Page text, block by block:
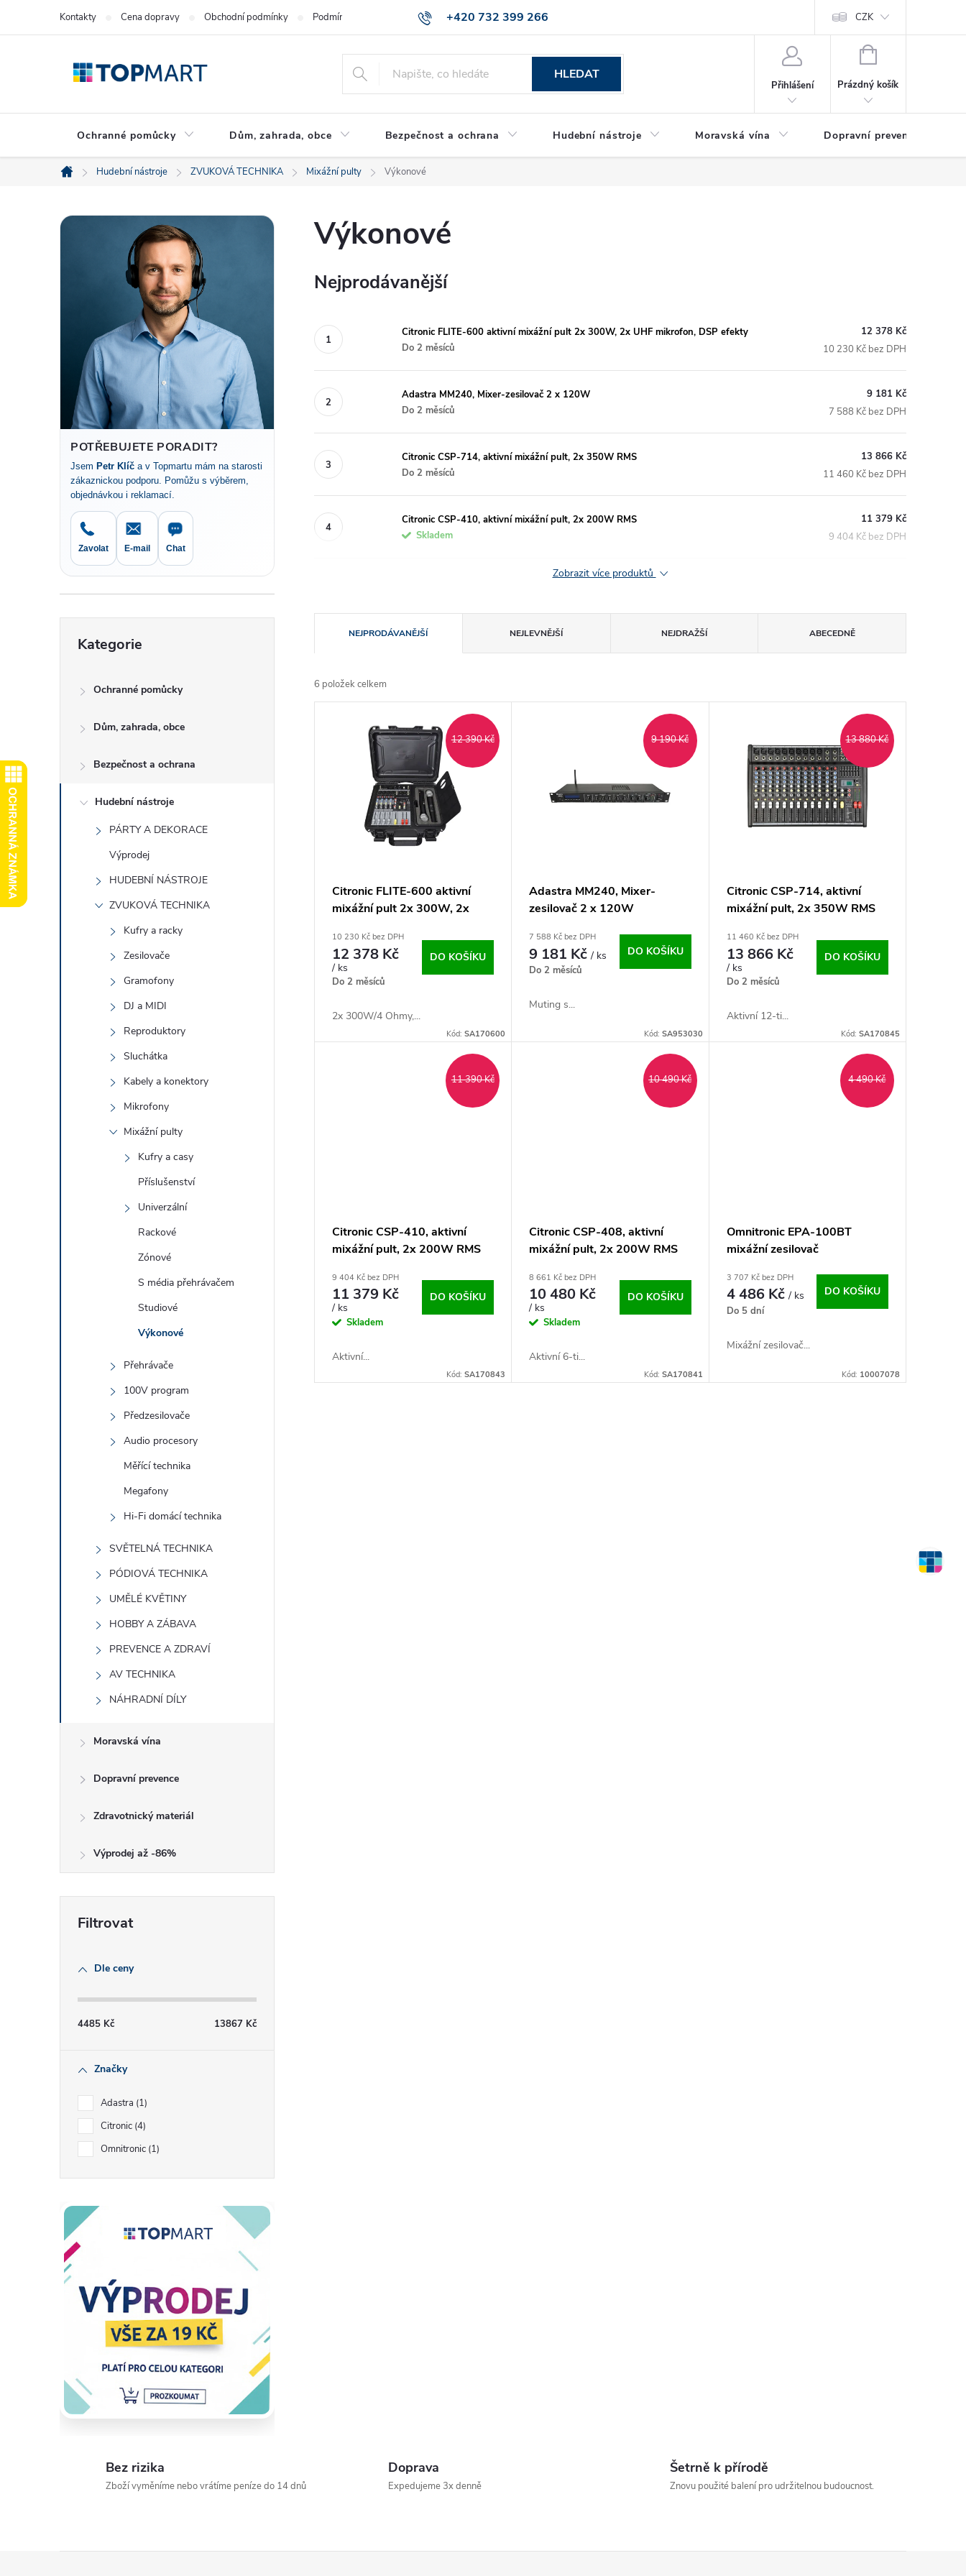
+420 732 399 266
Kontakty Cena dopravy Obchodní podmínky Podmínky ochrany osobních údajů Reklamace zboží CZK
HLEDAT
Přihlášení
NÁKUPNÍ
Prázdný košík
Ochranné pomůcky Dům, zahrada, obce Bezpečnost a ochrana Hudební nástroje Moravská vína Dopravní prevence
Domů
Hudební nástroje ZVUKOVÁ TECHNIKA Mixážní pulty Výkonové
P
a
n
n
p
a
n
POTŘEBUJETE PORADIT?
Jsem Petr Klíč a v Topmartu mám na starosti
zákaznickou podporu. Pomůžu s výběrem,
objednávkou i reklamací.
Zavolat E-mail Chat
kategorie
Kategorie
Ochranné pomůcky
Dům, zahrada, obce
Bezpečnost a ochrana
Hudební nástroje
PÁRTY A DEKORACE
Výprodej
HUDEBNÍ NÁSTROJE
ZVUKOVÁ TECHNIKA
Kufry a racky
Zesilovače
Gramofony
DJ a MIDI
Reproduktory
Sluchátka
Kabely a konektory
Mikrofony
Mixážní pulty
Kufry a casy
Příslušenství
Univerzální
Rackové
Zónové
S média přehrávačem
Studiové
Výkonové
Přehrávače
100V program
Předzesilovače
Audio procesory
Měřící technika
Megafony
Hi-Fi domácí technika
SVĚTELNÁ TECHNIKA
PÓDIOVÁ TECHNIKA
UMĚLÉ KVĚTINY
HOBBY A ZÁBAVA
PREVENCE A ZDRAVÍ
AV TECHNIKA
NÁHRADNÍ DÍLY
Moravská vína
Dopravní prevence
Zdravotnický materiál
Výprodej až -86%
Dle ceny
4485 Kč 13867 Kč
Značky
Adastra 1
Citronic 4
Omnitronic 1
Výkonové
Nejprodávanější
Citronic FLITE-600 aktivní mixážní pult 2x 300W, 2x UHF mikrofon, DSP efekty
Do 2 měsíců
12 378 Kč
10 230 Kč bez DPH
Adastra MM240, Mixer-zesilovač 2 x 120W
Do 2 měsíců
9 181 Kč
7 588 Kč bez DPH
Citronic CSP-714, aktivní mixážní pult, 2x 350W RMS
Do 2 měsíců
13 866 Kč
11 460 Kč bez DPH
Citronic CSP-410, aktivní mixážní pult, 2x 200W RMS
Skladem
11 379 Kč
9 404 Kč bez DPH
Zobrazit více produktů
a
z
NEJPRODÁVANĚJŠÍ NEJLEVNĚJŠÍ NEJDRAŽŠÍ ABECEDNĚ
6 položek celkem
u
12 390 Kč
Citronic FLITE-600 aktivní
mixážní pult 2x 300W, 2x
10 230 Kč bez DPH
12 378 Kč
/ ks
Do 2 měsíců
DO KOŠÍKU
2x 300W/4 Ohmy,...
Kód:SA170600
9 190 Kč
Adastra MM240, Mixer-
zesilovač 2 x 120W
7 588 Kč bez DPH
9 181 Kč/ ks
Do 2 měsíců
DO KOŠÍKU
Muting s...
Kód: SA953030
13 880 Kč
Citronic CSP-714, aktivní
mixážní pult, 2x 350W RMS
11 460 Kč bez DPH
13 866 Kč
/ ks
Do 2 měsíců
DO KOŠÍKU
Aktivní 12-ti...
Kód: SA170845
11 390 Kč
Citronic CSP-410, aktivní
mixážní pult, 2x 200W RMS
9 404 Kč bez DPH
11 379 Kč
/ ks
Skladem
DO KOŠÍKU
Aktivní...
Kód:SA170843
10 490 Kč
Citronic CSP-408, aktivní
mixážní pult, 2x 200W RMS
8 661 Kč bez DPH
10 480 Kč
/ ks
Skladem
DO KOŠÍKU
Aktivní 6-ti...
Kód: SA170841
4 490 Kč
Omnitronic EPA-100BT
mixážní zesilovač
3 707 Kč bez DPH
4 486 Kč/ ks
Do 5 dní
DO KOŠÍKU
Mixážní zesilovač...
Kód: 10007078
Bez rizika
Zboží vyměníme nebo vrátíme peníze do 14 dnů
Doprava
Expedujeme 3x denně
Šetrně k přírodě
Znovu použité balení pro udržitelnou budoucnost.